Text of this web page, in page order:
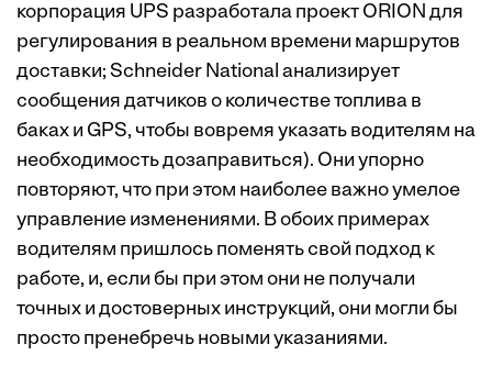
корпорация UPS разработала проект ORION для
регулирования в реальном времени маршрутов
доставки; Schneider National анализирует
сообщения датчиков о количестве топлива в
баках и GPS, чтобы вовремя указать водителям на
необходимость дозаправиться). Они упорно
повторяют, что при этом наиболее важно умелое
управление изменениями. В обоих примерах
водителям пришлось поменять свой подход к
работе, и, если бы при этом они не получали
точных и достоверных инструкций, они могли бы
просто пренебречь новыми указаниями.